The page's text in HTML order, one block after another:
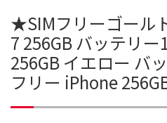
★SIMフリーゴール
7 256GB バッテリ
256GB イエロー バ
フリー iPhone